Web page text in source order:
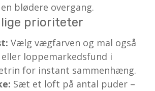
blødere overgang.
prioriteter
Vælg vægfarven og mal også
loppemarkedsfund i
for instant sammenhæng.
Sæt et loft på antal puder –